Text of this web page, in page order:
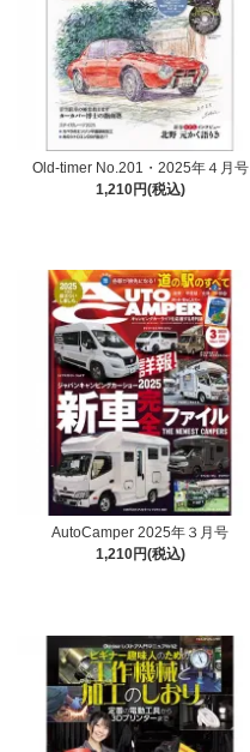
Old-timer No.201・2025年４月号
1,210円(税込)
AutoCamper 2025年３月号
1,210円(税込)